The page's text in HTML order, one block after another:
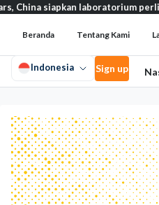
laboratorium perlindungan
Beranda Tentang Kami
Indonesia Sign up